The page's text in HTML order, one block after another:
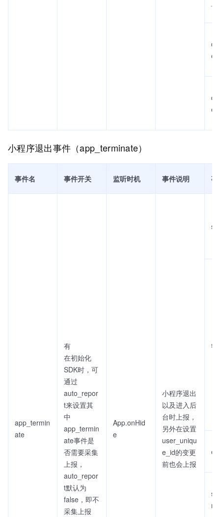
小程序退出事件（app_terminate）
事件名 事件开关 监听时机 事件说明 事
app_termin
ate
有
在初始化
SDK时，可
通过
auto_repor
t来设置其
中
app_termin
ate事件是
否需要采集
上报，
auto_repor
t默认为
false，即不
采集上报
App.onHid
e
小程序退出
以及进入后
台时上报，
另外在设置
user_uniqu
e_id的变更
前也会上报